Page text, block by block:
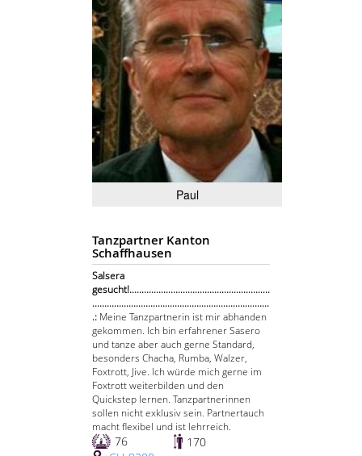
Paul
Tanzpartner Kanton
Schaffhausen
Salsera
gesucht!..........................................................
.........................................................................
.: Meine Tanzpartnerin ist mir abhanden
gekommen. Ich bin erfahrener Sasero
und tanze aber auch gerne Standard,
besonders Chacha, Rumba, Walzer,
Foxtrott, Jive. Ich würde mich gerne im
Foxtrott weiterbilden und den
Quickstep lernen. Tanzpartnerinnen
sollen nicht exklusiv sein. Partnertauch
macht flexibel und ist lehrreich.
76
170